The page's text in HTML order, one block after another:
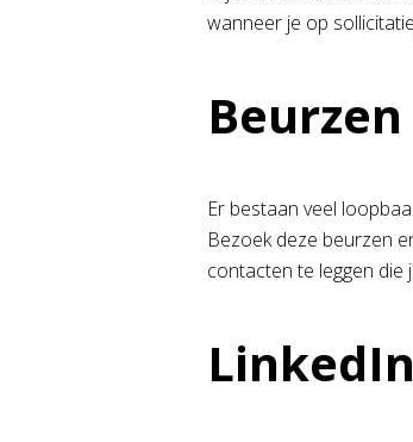
wanneer je op
Beurzen
Er bestaan veel
Bezoek deze beurzen
contacten te leggen die
LinkedIn